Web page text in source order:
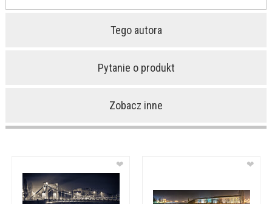
Tego autora
Pytanie o produkt
Zobacz inne
❤ ❤